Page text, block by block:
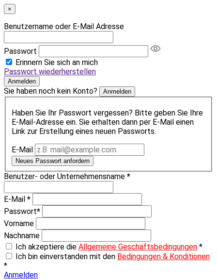
×
Benutzername oder E-Mail Adresse
Passwort
Erinnern Sie sich an mich
Passwort wiederherstellen
Anmelden
Sie haben noch kein Konto? Anmelden
Haben Sie Ihr Passwort vergessen? Bitte geben Sie Ihre
E-Mail-Adresse ein. Sie erhalten dann per E-Mail einen
Link zur Erstellung eines neuen Passworts.
E-Mail
Neues Passwort anfordern
Benutzer- oder Unternehmensname *
E-Mail *
Passwort*
Vorname
Nachname
Ich akzeptiere die Allgemeine Geschäftsbedingungen *
Ich bin einverstanden mit den Bedingungen & Konditionen
*
Anmelden